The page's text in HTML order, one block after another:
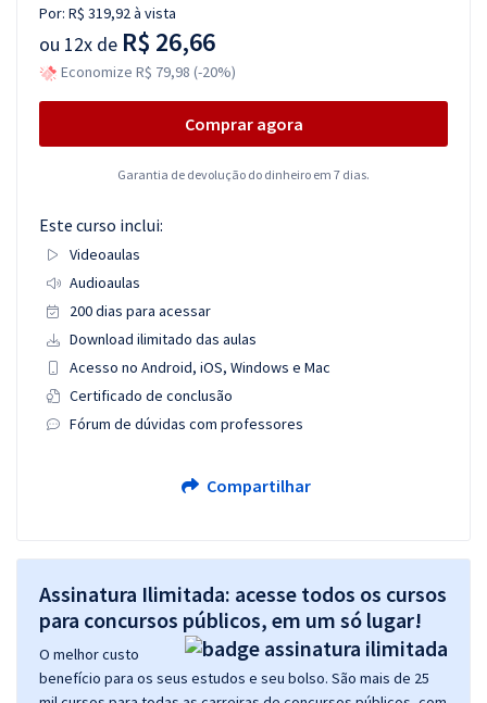
Por: R$ 319,92à vista
ou 12x de R$ 26,66
Economize R$ 79,98 (-20%)
Comprar agora
Garantia de devolução do dinheiro em 7 dias.
Este curso inclui:
Videoaulas
Audioaulas
200 dias para acessar
Download ilimitado das aulas
Acesso no Android, iOS, Windows e Mac
Certificado de conclusão
Fórum de dúvidas com professores
Compartilhar
Assinatura Ilimitada: acesse todos os cursos
para concursos públicos, em um só lugar!
O melhor custo
benefício para os seus estudos e seu bolso. São mais de 25